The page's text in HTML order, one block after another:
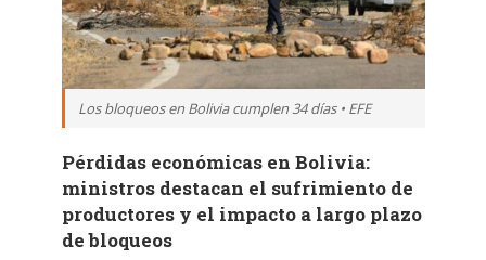
Los bloqueos en Bolivia cumplen 34 días • EFE
Pérdidas económicas en Bolivia:
ministros destacan el sufrimiento de
productores y el impacto a largo plazo
de bloqueos